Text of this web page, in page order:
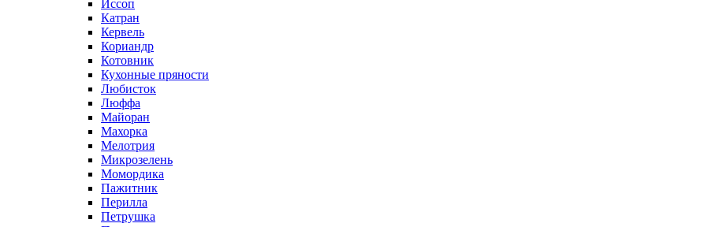
Иссоп
Катран
Кервель
Кориандр
Котовник
Кухонные пряности
Любисток
Люффа
Майоран
Махорка
Мелотрия
Микрозелень
Момордика
Пажитник
Перилла
Петрушка